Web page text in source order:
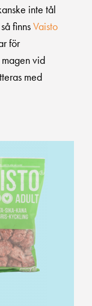
inte tål
finnsVaisto
för
vid
med